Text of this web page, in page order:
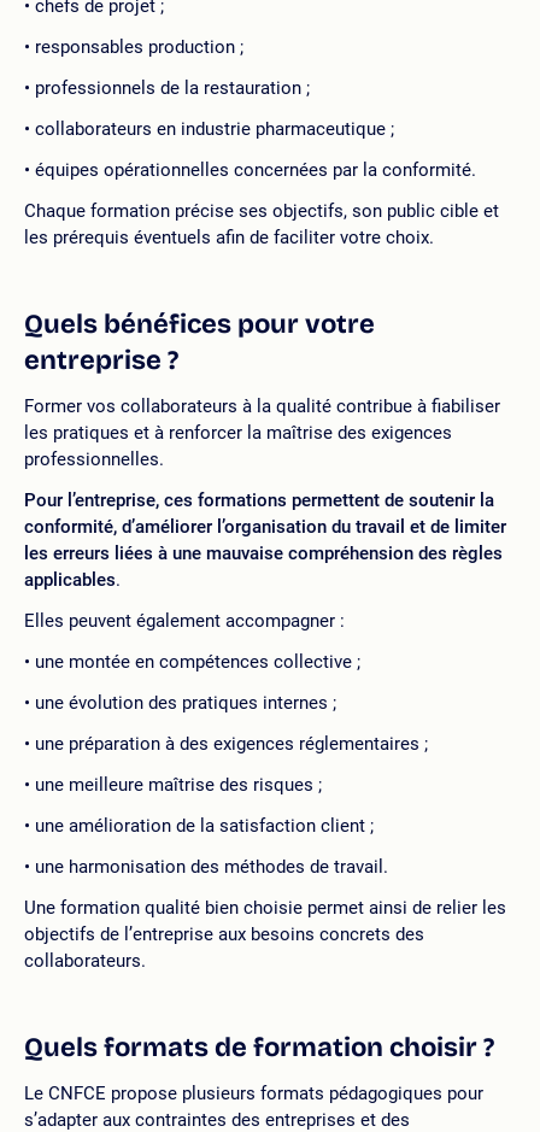
chefs de projet ;
responsables production ;
professionnels de la restauration ;
collaborateurs en industrie pharmaceutique ;
équipes opérationnelles concernées par la conformité.
Chaque formation précise ses objectifs, son public cible et
les prérequis éventuels afin de faciliter votre choix.
Quels bénéfices pour votre
entreprise ?
Former vos collaborateurs à la qualité contribue à fiabiliser
les pratiques et à renforcer la maîtrise des exigences
professionnelles.
Pour l’entreprise, ces formations permettent de soutenir la
conformité, d’améliorer l’organisation du travail et de limiter
les erreurs liées à une mauvaise compréhension des règles
applicables.
Elles peuvent également accompagner :
une montée en compétences collective ;
une évolution des pratiques internes ;
une préparation à des exigences réglementaires ;
une meilleure maîtrise des risques ;
une amélioration de la satisfaction client ;
une harmonisation des méthodes de travail.
Une formation qualité bien choisie permet ainsi de relier les
objectifs de l’entreprise aux besoins concrets des
collaborateurs.
Quels formats de formation choisir ?
Le CNFCE propose plusieurs formats pédagogiques pour
s’adapter aux contraintes des entreprises et des